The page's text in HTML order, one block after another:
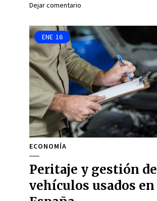
Dejar comentario
ENE 16
ECONOMÍA
Peritaje y gestión de
vehículos usados en